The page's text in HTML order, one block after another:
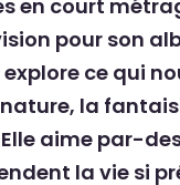
en court
pour son
ce qui
la
aime par-
la vie si